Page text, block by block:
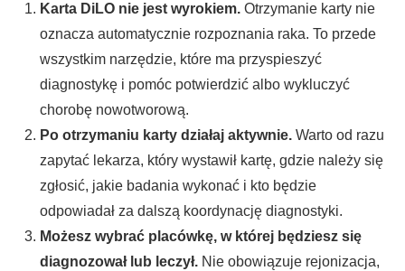
Karta DiLO nie jest wyrokiem. Otrzymanie karty nie
oznacza automatycznie rozpoznania raka. To przede
wszystkim narzędzie, które ma przyspieszyć
diagnostykę i pomóc potwierdzić albo wykluczyć
chorobę nowotworową.
Po otrzymaniu karty działaj aktywnie. Warto od razu
zapytać lekarza, który wystawił kartę, gdzie należy się
zgłosić, jakie badania wykonać i kto będzie
odpowiadał za dalszą koordynację diagnostyki.
Możesz wybrać placówkę, w której będziesz się
diagnozował lub leczył. Nie obowiązuje rejonizacja,